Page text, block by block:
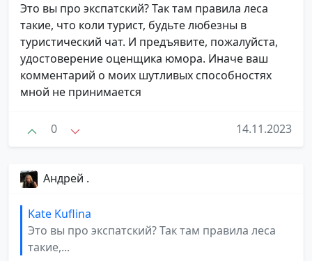
Это вы про экспатский? Так там правила леса
такие, что коли турист, будьте любезны в
туристический чат. И предъявите, пожалуйста,
удостоверение оценщика юмора. Иначе ваш
комментарий о моих шутливых способностях
мной не принимается
0 14.11.2023
Андрей .
Kate Kuflina
Это вы про экспатский? Так там правила леса
такие,...